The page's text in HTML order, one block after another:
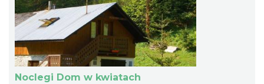
Noclegi Dom w kwiatach